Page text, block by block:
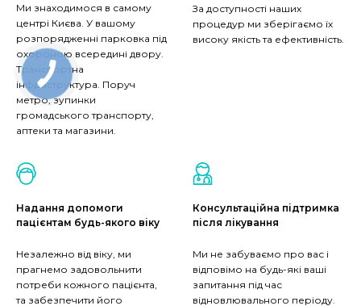
Ми знаходимося в самому
центрі Києва. У вашому
розпорядженні парковка під
охороною всередині двору.
Транспортна
інфраструктура. Поруч
метро, зупинки
громадського транспорту,
аптеки та магазини.
За доступності наших
процедур ми зберігаємо їх
високу якість та ефективність.
Надання допомоги
пацієнтам будь-якого віку
Незалежно від віку, ми
прагнемо задовольнити
потреби кожного пацієнта,
та забезпечити його
Консультаційна підтримка
після лікування
Ми не забуваємо про вас і
відповімо на будь-які ваші
запитання під час
відновлювального періоду.